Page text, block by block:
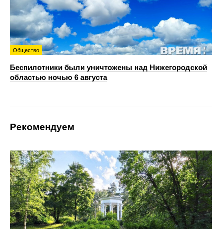
Общество
Беспилотники были уничтожены над Нижегородской
областью ночью 6 августа
Рекомендуем